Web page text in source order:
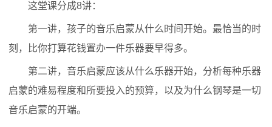
这堂课分成8讲：
第一讲，孩子的音乐启蒙从什么时间开始。最恰当的时
刻，比你打算花钱置办一件乐器要早得多。
第二讲，音乐启蒙应该从什么乐器开始，分析每种乐器
启蒙的难易程度和所要投入的预算，以及为什么钢琴是一切
音乐启蒙的开端。